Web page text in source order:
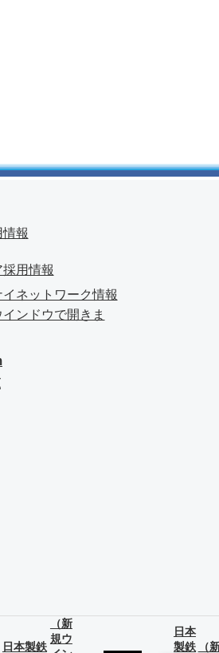
報
用情報
イネットワーク情報
インドウで開きま
日本製鉄
（新
規ウ
日本
製鉄
（